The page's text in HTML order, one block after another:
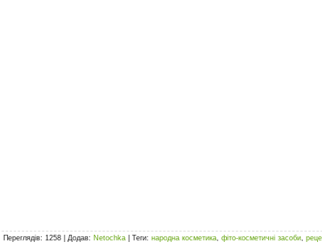
Переглядів: 1258 | Додав: Netochka Теги: народна косметика фіто-косметичні засоби